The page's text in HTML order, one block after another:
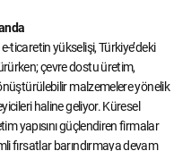
ticaretin yükselişi, Türkiye’deki
çevre dostu üretim,
malzemelere yönelik
haline geliyor. Küresel
yapısını güçlendiren firmalar
fırsatlar barındırmaya devam